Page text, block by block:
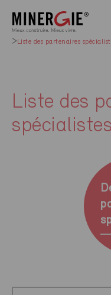
Liste des partenaires
Liste des
spécialistes